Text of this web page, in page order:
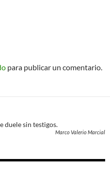
para publicar un comentario.
duele sin testigos.
Marco Valerio Marcial